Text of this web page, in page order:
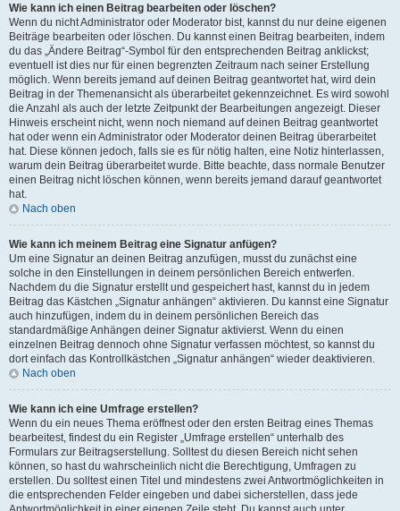
Wie kann ich einen Beitrag bearbeiten oder löschen?
Wenn du nicht Administrator oder Moderator bist, kannst du nur deine eigenen
Beiträge bearbeiten oder löschen. Du kannst einen Beitrag bearbeiten, indem
du das „Ändere Beitrag“-Symbol für den entsprechenden Beitrag anklickst;
eventuell ist dies nur für einen begrenzten Zeitraum nach seiner Erstellung
möglich. Wenn bereits jemand auf deinen Beitrag geantwortet hat, wird dein
Beitrag in der Themenansicht als überarbeitet gekennzeichnet. Es wird sowohl
die Anzahl als auch der letzte Zeitpunkt der Bearbeitungen angezeigt. Dieser
Hinweis erscheint nicht, wenn noch niemand auf deinen Beitrag geantwortet
hat oder wenn ein Administrator oder Moderator deinen Beitrag überarbeitet
hat. Diese können jedoch, falls sie es für nötig halten, eine Notiz hinterlassen,
warum dein Beitrag überarbeitet wurde. Bitte beachte, dass normale Benutzer
einen Beitrag nicht löschen können, wenn bereits jemand darauf geantwortet
hat.
Nach oben
Wie kann ich meinem Beitrag eine Signatur anfügen?
Um eine Signatur an deinen Beitrag anzufügen, musst du zunächst eine
solche in den Einstellungen in deinem persönlichen Bereich entwerfen.
Nachdem du die Signatur erstellt und gespeichert hast, kannst du in jedem
Beitrag das Kästchen „Signatur anhängen“ aktivieren. Du kannst eine Signatur
auch hinzufügen, indem du in deinem persönlichen Bereich das
standardmäßige Anhängen deiner Signatur aktivierst. Wenn du einen
einzelnen Beitrag dennoch ohne Signatur verfassen möchtest, so kannst du
dort einfach das Kontrollkästchen „Signatur anhängen“ wieder deaktivieren.
Nach oben
Wie kann ich eine Umfrage erstellen?
Wenn du ein neues Thema eröffnest oder den ersten Beitrag eines Themas
bearbeitest, findest du ein Register „Umfrage erstellen“ unterhalb des
Formulars zur Beitragserstellung. Solltest du diesen Bereich nicht sehen
können, so hast du wahrscheinlich nicht die Berechtigung, Umfragen zu
erstellen. Du solltest einen Titel und mindestens zwei Antwortmöglichkeiten in
die entsprechenden Felder eingeben und dabei sicherstellen, dass jede